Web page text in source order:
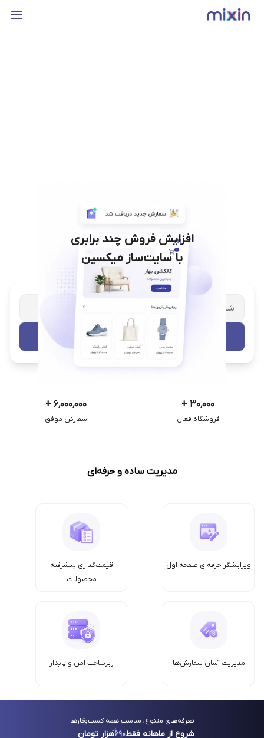
افزایش فروش چند برابری
با سایت‌ساز میکسین
شریک تجاری ترب با پشتیبانی اختصاصی
تست رایگان
۳۰٬۰۰۰ +
فروشگاه فعال
۶٬۰۰۰٬۰۰۰ +
سفارش موفق
مدیریت ساده و حرفه‌ای
ویرایشگر حرفه‌ای صفحه اول
قیمت‌گذاری پیشرفته
محصولات
مدیریت آسان سفارش‌ها زیرساخت امن‌ و پایدار
تعرفه‌های متنوع، مناسب همه کسب‌وکارها
شروع از ماهانه فقط۶۹۰هزار تومان